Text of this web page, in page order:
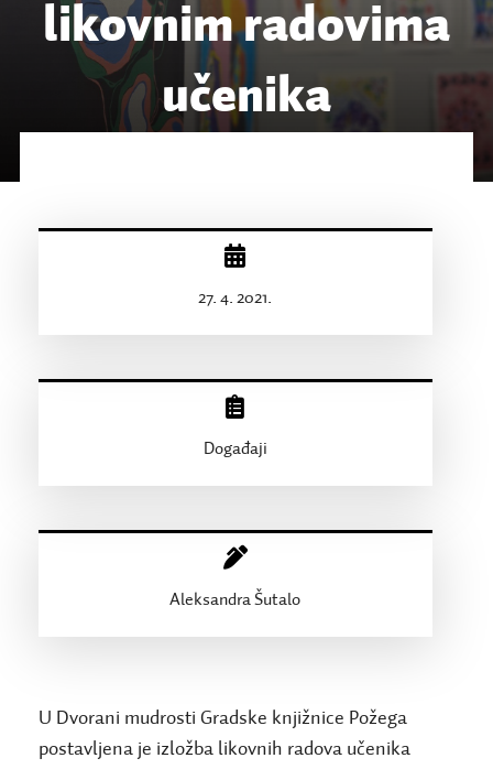
likovnim radovima
učenika
27. 4. 2021.
Događaji
Aleksandra Šutalo
U Dvorani mudrosti Gradske knjižnice Požega
postavljena je izložba likovnih radova učenika